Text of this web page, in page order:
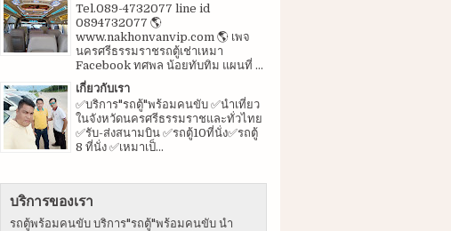
Tel.089-4732077 line id
0894732077 🌎
www.nakhonvanvip.com 🌎 เพจ
นครศรีธรรมราชรถตู้เช่าเหมา
Facebook ทศพล น้อยทับทิม แผนที่ ...
เกี่ยวกับเรา
✅บริการ"รถตู้"พร้อมคนขับ ✅นำเที่ยว
ในจังหวัดนครศรีธรรมราชและทั่วไทย
✅รับ-ส่งสนามบิน ✅รถตู้10ที่นั่ง✅รถตู้
8 ที่นั่ง ✅เหมาเป็...
บริการของเรา
รถตู้พร้อมคนขับ บริการ"รถตู้"พร้อมคนขับ นำ